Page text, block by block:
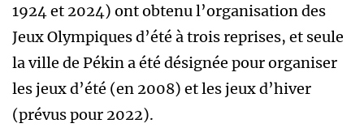
1924 et 2024) ont obtenu l’organisation des
Jeux Olympiques d’été à trois reprises, et seule
la ville de Pékin a été désignée pour organiser
les jeux d’été (en 2008) et les jeux d’hiver
(prévus pour 2022).